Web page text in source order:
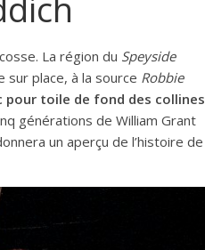
La région du Speyside
place, à la source Robbie
pour toile de fond des collines
générations de William Grant
un aperçu de l’histoire de